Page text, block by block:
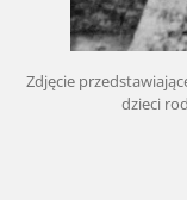
Zdjęcie
dzieci